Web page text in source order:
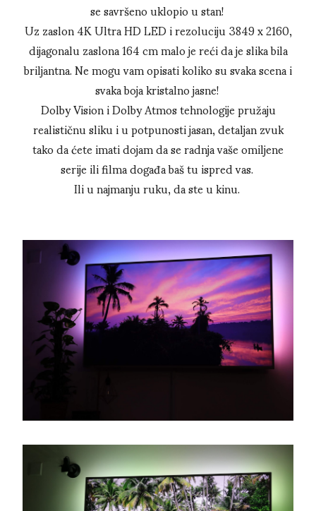
se savršeno uklopio u stan!
Uz zaslon 4K Ultra HD LED i rezoluciju 3849 x 2160,
dijagonalu zaslona 164 cm malo je reći da je slika bila
briljantna. Ne mogu vam opisati koliko su svaka scena i
svaka boja kristalno jasne!
Dolby Vision i Dolby Atmos tehnologije pružaju
realističnu sliku i u potpunosti jasan, detaljan zvuk
tako da ćete imati dojam da se radnja vaše omiljene
serije ili filma događa baš tu ispred vas.
Ili u najmanju ruku, da ste u kinu.